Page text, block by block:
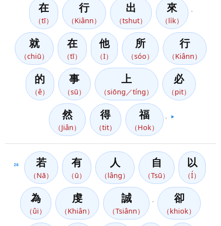
在
（tī）
行
（Kiânn）
出
（tshut）
來
（li̍k）
就
（chiū）
在
（tī）
他
（I）
所
（sóo）
行
（Kiânn）
的
（ê）
事
（sū）
上
（siōng／tíng）
必
（pit）
然
（Jiân）
得
（tit）
福
（Hok）
▶️
26 若
（Nā）
有
（ū）
人
（lâng）
自
（Tsū）
以
（Í）
為
（ûi）
虔
（Khiân）
誠
（Tsiânn）
卻
（khiok）